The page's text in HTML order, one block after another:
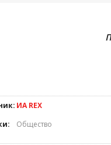
ИА REX
Общество